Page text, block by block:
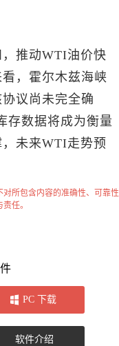
推动WTI油价快
，霍尔木兹海峡
议尚未完全确
存数据将成为衡量
未来WTI走势预
所包含内容的准确性、可靠性
任。
PC 下载
软件介绍